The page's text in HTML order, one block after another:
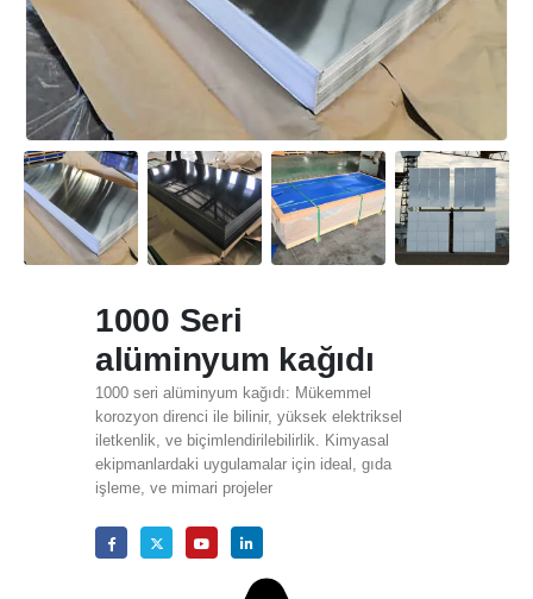
1000 Seri
alüminyum kağıdı
1000 seri alüminyum kağıdı: Mükemmel
korozyon direnci ile bilinir, yüksek elektriksel
iletkenlik, ve biçimlendirilebilirlik. Kimyasal
ekipmanlardaki uygulamalar için ideal, gıda
işleme, ve mimari projeler